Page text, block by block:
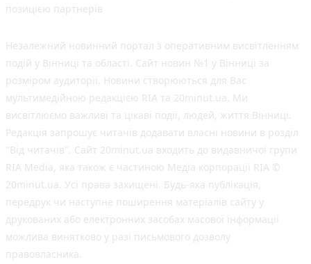
позицією партнерів
Незалежний новинний портал з оперативним висвітленням
подій у Вінниці та області. Сайт новин №1 у Вінниці за
розміром аудиторії. Новини створюються для Вас
мультимедійною редакцією RIA та 20minut.ua. Ми
висвітлюємо важливі та цікаві події, людей, життя Вінниці.
Редакція запрошує читачів додавати власні новини в розділ
"Від читачів". Сайт 20minut.ua входить до видавничої групи
RIA Media, яка також є частиною Медіа корпорації RIA ©
20minut.ua. Усі права захищені. Будь-яка публiкацiя,
передрук чи наступне поширення матеріалів сайту у
друкованих або електронних засобах масової інформації
можлива винятково у разі письмового дозволу
правовласника.